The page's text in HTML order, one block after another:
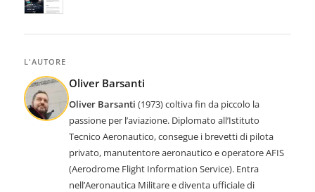
L'AUTORE
Oliver Barsanti
Oliver Barsanti (1973) coltiva fin da piccolo la
passione per l’aviazione. Diplomato all’Istituto
Tecnico Aeronautico, consegue i brevetti di pilota
privato, manutentore aeronautico e operatore AFIS
(Aerodrome Flight Information Service). Entra
nell’Aeronautica Militare e diventa ufficiale di